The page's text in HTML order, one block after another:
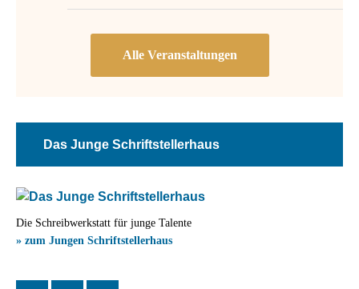
Das Junge Schriftstellerhaus
Die Schreibwerkstatt für junge Talente
» zum Jungen Schriftstellerhaus